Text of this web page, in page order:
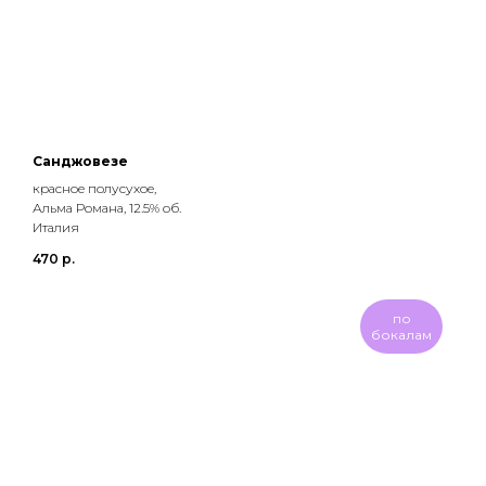
Санджовезе
красное полусухое,
Альма Романа, 12.5% об.
Италия
470 р.
по
бокалам